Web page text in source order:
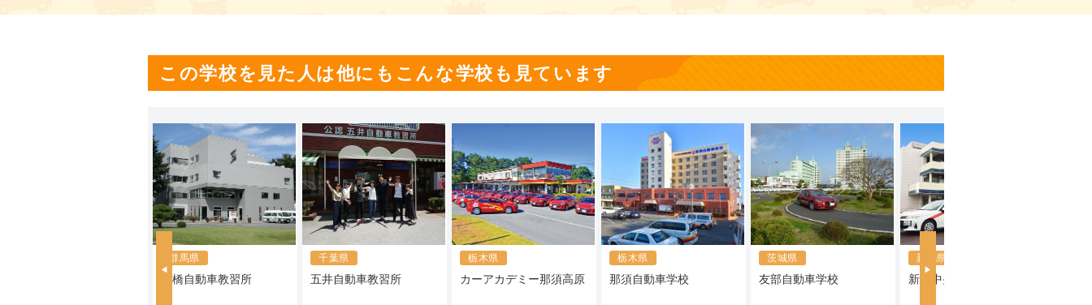
厳しく指導してくれてるとわかってきます。
熱意をもって指導してくださる方々が殆どです。
あまり褒めてもらう事も少ないかもしれないですが
最後の本免の運転の前に見極めで担当してくれた方が
“ 真面目に学科をこなそうと頑張ってる姿勢があるから
大丈夫ですよ、頑張ってください ”
と、最後に声をかけてくれて、その時はとても感動しました。
後は、本免の検定員の先生も大変素晴らしい方でした。
聞けば初歩的な部分(2段階目教習入った後)でも嫌な顔一つせずに答えてくれまし
た。
ので、自分にとって必要な指導なんだ。と割り切って耐える必要があるかもしれま
せんね…。
受付の方は、
電話だとかなりドライな感じの方が多いですが、
分からない事は聞けばちゃんと答えてもらえるので特に嫌だと思うことはなかった
聞いてる？"と年配の先生に一回怒られましたが、それ以降曲がる場所が分からなく
なった時は事前に聞くなど、気をつけて必要最低限のことをやれば修了検定も余裕
また、受付の事務の方々も優しい人です。受付の愛想が悪かったや、対応が悪かっ
たなどのクチコミもありますが受付の人も1人の人間です。それは大目に見てあげて
ください。気軽に聞けばちゃんと説明してくれます。路上教習も初めてのうちは怖
いかと思いますが、1人1人の先生と打ち解け合えば、また同じになった時にとても
気持ちが楽になります。不安なら先生とできる限り運転してる間に質問や世間話な
どをして打ち解け合うのもひとつのコツです。(先生と話したくなかったら無理に話
す必要もないです。ですが、返事はきちんとしておきましょう)
この学校を見た人は他にもこんな学校も見ています
群馬県
前橋自動車教習所
千葉県
五井自動車教習所
栃木県
カーアカデミー那須高原
栃木県
那須自動車学校
茨城県
友部自動車学校
新潟県
新潟中央自動車学校